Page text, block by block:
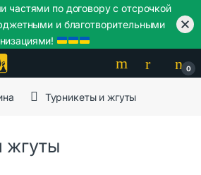
0
Турникеты и жгуты
жгуты
частями по договору с отсрочкой
и благотворительными